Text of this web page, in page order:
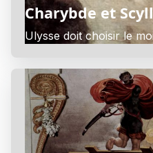
Charybde et
Ulysse doit choisir le